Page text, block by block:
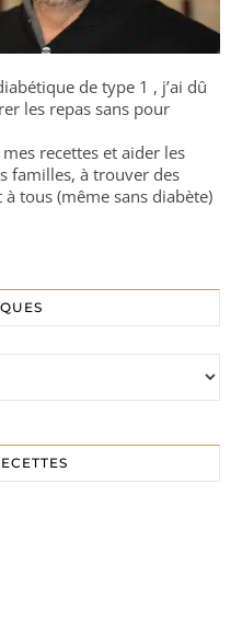
de type 1 , j’ai dû
les repas sans pour
recettes et aider les
familles, à trouver des
tous (même sans diabète)